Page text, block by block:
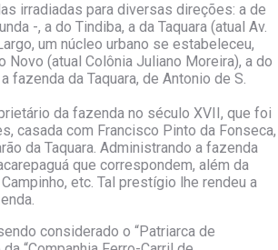
irradiadas para diversas direções: a de
-, a do Tindiba, a da Taquara (atual Av.
um núcleo urbano se estabeleceu,
(atual Colônia Juliano Moreira), a do
fazenda da Taquara, de Antonio de S.
da fazenda no século XVII, que foi
casada com Francisco Pinto da Fonseca,
da Taquara. Administrando a fazenda
que correspondem, além da
etc. Tal prestígio lhe rendeu a
considerado o “Patriarca de